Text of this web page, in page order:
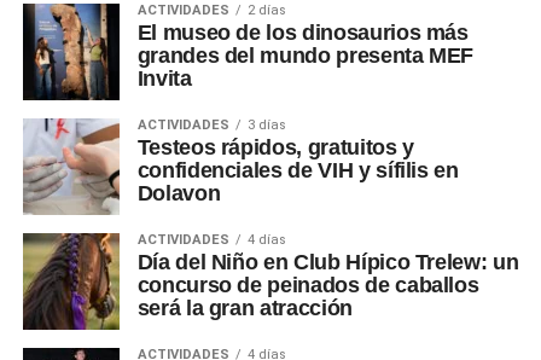
ACTIVIDADES 2 días
El museo de los dinosaurios más
grandes del mundo presenta MEF
Invita
ACTIVIDADES 3 días
Testeos rápidos, gratuitos y
confidenciales de VIH y sífilis en
Dolavon
ACTIVIDADES 4 días
Día del Niño en Club Hípico Trelew: un
concurso de peinados de caballos
será la gran atracción
ACTIVIDADES 4 días